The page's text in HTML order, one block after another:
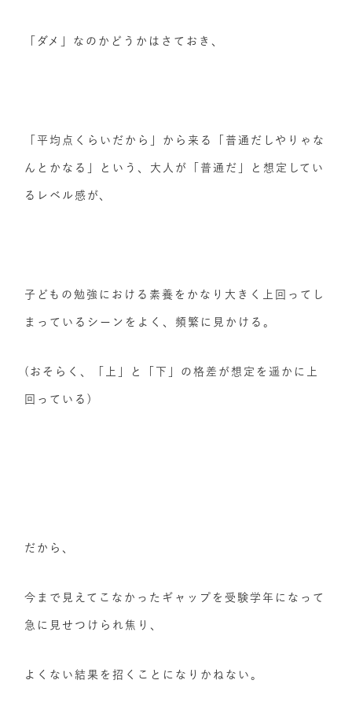
「ダメ」なのかどうかはさておき、
「平均点くらいだから」から来る「普通だしやりゃな
んとかなる」という、大人が「普通だ」と想定してい
るレベル感が、
子どもの勉強における素養をかなり大きく上回ってし
まっているシーンをよく、頻繁に見かける。
(おそらく、「上」と「下」の格差が想定を遥かに上
回っている)
だから、
今まで見えてこなかったギャップを受験学年になって
急に見せつけられ焦り、
よくない結果を招くことになりかねない。